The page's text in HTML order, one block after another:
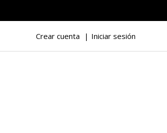
Crear cuenta Iniciar sesión